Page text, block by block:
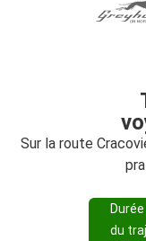
Sur la route
du